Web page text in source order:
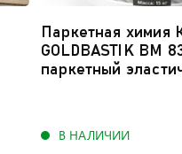
Паркетная химия
GOLDBASTIK BM
паркетный
В НАЛИЧИИ